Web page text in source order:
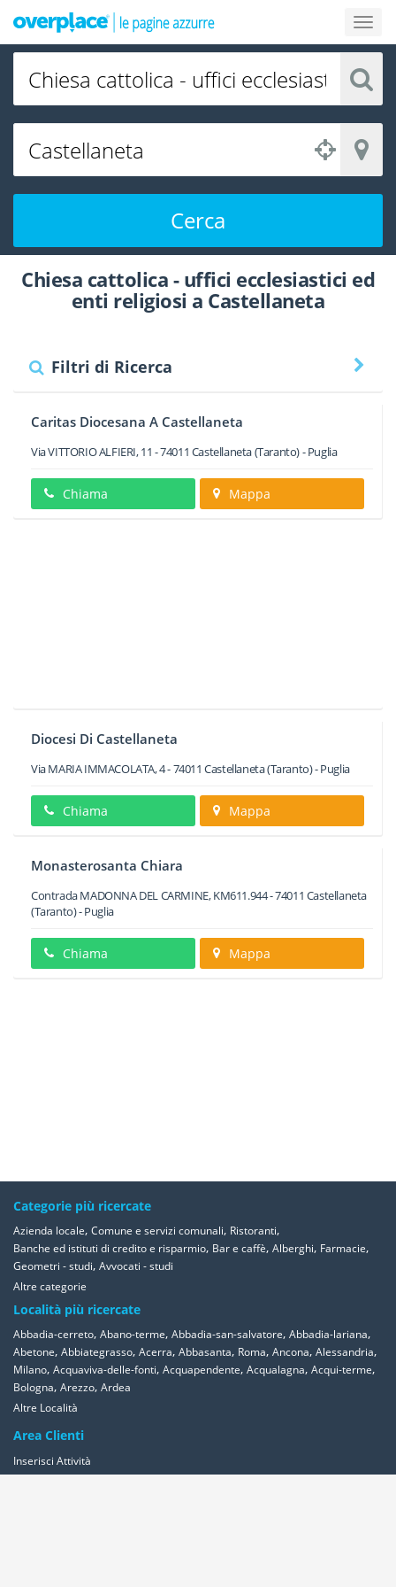
Cerca
Chiesa cattolica - uffici ecclesiastici ed
enti religiosi a Castellaneta
Filtri di Ricerca
Caritas Diocesana A Castellaneta
Via VITTORIO ALFIERI, 11 -74011 Castellaneta(Taranto) -Puglia
Chiama Mappa
Diocesi Di Castellaneta
Via MARIA IMMACOLATA, 4-74011 Castellaneta(Taranto) -Puglia
Chiama Mappa
Monasterosanta Chiara
Contrada MADONNA DEL CARMINE, KM611.944-74011 Castellaneta
(Taranto) -Puglia
Chiama Mappa
Categorie più ricercate
Azienda locale, Comune e servizi comunali, Ristoranti,
Banche ed istituti di credito e risparmio, Bar e caffè, Alberghi, Farmacie,
Geometri - studi, Avvocati - studi
Altre categorie
Località più ricercate
Abbadia-cerreto, Abano-terme, Abbadia-san-salvatore, Abbadia-lariana,
Abetone, Abbiategrasso, Acerra, Abbasanta, Roma, Ancona, Alessandria,
Milano, Acquaviva-delle-fonti, Acquapendente, Acqualagna, Acqui-terme,
Bologna, Arezzo, Ardea
Altre Località
Area Clienti
Inserisci Attività